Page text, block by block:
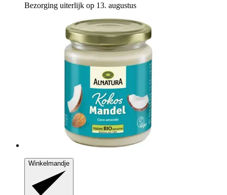
Bezorging uiterlijk op 13. augustus
Winkelmandje